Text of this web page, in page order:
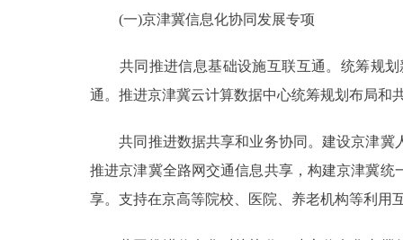
(一)京津冀信息化协同发展专项
共同推进信息基础设施互联互通。统筹规划
通。推进京津冀云计算数据中心统筹规划布局和
共同推进数据共享和业务协同。建设京津冀
推进京津冀全路网交通信息共享，构建京津冀
享。支持在京高等院校、医院、养老机构等利用